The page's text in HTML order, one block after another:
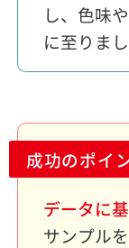
し、色味
に至りまし
成功のポイ
データに
サンプル